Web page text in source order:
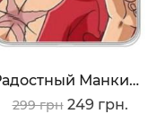
Радостный Манки Де Луффи
299 грн 249 грн.